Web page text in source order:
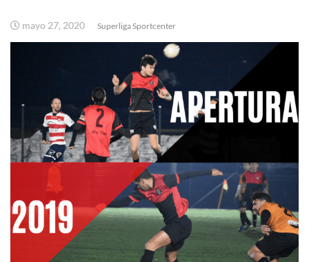
mayo 27, 2020 Superliga Sportcenter